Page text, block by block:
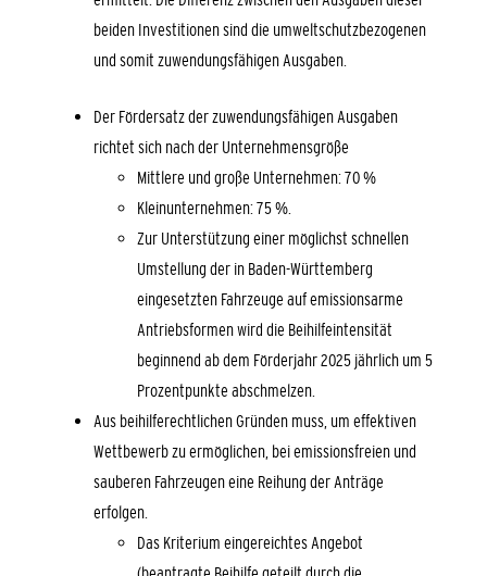
beiden Investitionen sind die umweltschutzbezogenen
und somit zuwendungsfähigen Ausgaben.
Der Fördersatz der zuwendungsfähigen Ausgaben
richtet sich nach der Unternehmensgröße
Mittlere und große Unternehmen: 70 %
Kleinunternehmen: 75 %.
Zur Unterstützung einer möglichst schnellen
Umstellung der in Baden-Württemberg
eingesetzten Fahrzeuge auf emissionsarme
Antriebsformen wird die Beihilfeintensität
beginnend ab dem Förderjahr 2025 jährlich um 5
Prozentpunkte abschmelzen.
Aus beihilferechtlichen Gründen muss, um effektiven
Wettbewerb zu ermöglichen, bei emissionsfreien und
sauberen Fahrzeugen eine Reihung der Anträge
erfolgen.
Das Kriterium eingereichtes Angebot